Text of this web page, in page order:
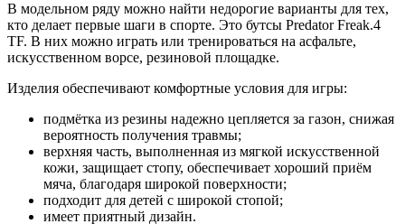
В модельном ряду можно найти недорогие варианты для тех,
кто делает первые шаги в спорте. Это бутсы Predator Freak.4
TF. В них можно играть или тренироваться на асфальте,
искусственном ворсе, резиновой площадке.
Изделия обеспечивают комфортные условия для игры:
подмётка из резины надежно цепляется за газон, снижая
вероятность получения травмы;
верхняя часть, выполненная из мягкой искусственной
кожи, защищает стопу, обеспечивает хороший приём
мяча, благодаря широкой поверхности;
подходит для детей с широкой стопой;
имеет приятный дизайн.